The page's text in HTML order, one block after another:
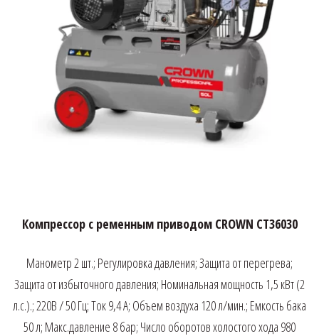
Компрессор с ременным приводом CROWN CT36030
Манометр 2 шт.; Регулировка давления; Защита от перегрева;
Защита от избыточного давления; Номинальная мощность 1,5 кВт (2
л.с.).; 220В / 50 Гц; Ток 9,4 А; Объем воздуха 120 л/мин.; Емкость бака
50 л; Макс.давление 8 бар; Число оборотов холостого хода 980